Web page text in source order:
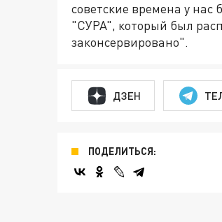
советские времена у
"СУРА", который был
законсервировано".
ДЗЕН
ПОДЕЛИТЬСЯ: